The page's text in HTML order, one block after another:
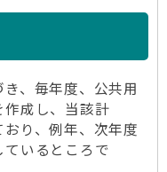
、毎年度、公共用
成し、当該計
り、例年、次年度
いるところで